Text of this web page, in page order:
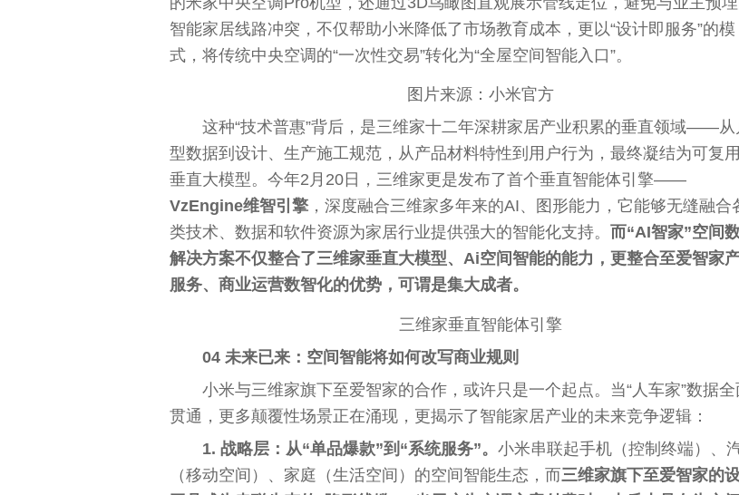
智能家居线路冲突，不仅帮助小米降低了市场教育成本，更以“设计即服务”的模
式，将传统中央空调的“一次性交易”转化为“全屋空间智能入口”。
图片来源：小米官方
这种“技术普惠”背后，是三维家十二年深耕家居产业积累的‌垂直领域‌——从
型数据到设计、生产施工规范，从产品材料特性到用户行为，最终凝结为可复
垂直大模型。今年2月20日，三维家更是发布了首个垂直智能体引擎——
VzEngine维智引擎 ，深度融合三维家多年来的AI、图形能力，它能够无缝融合
类技术、数据和软件资源为家居行业提供强大的智能化支持。 而“AI智家”空间
解决方案不仅整合了三维家垂直大模型、Ai空间智能的能力，更整合至爱智家
服务、商业运营数智化的优势，可谓是集大成者。
三维家垂直智能体引擎
04 未来已来：空间智能将如何改写商业规则
小米与三维家旗下至爱智家的合作，或许只是一个起点。当“人车家”数据全
贯通，更多颠覆性场景正在涌现，更揭示了智能家居产业的未来竞争逻辑：
‌1. 战略层：从“单品爆款”到“系统服务”‌。 小米串联起手机（控制终端）、
（移动空间）、家庭（生活空间）的空间智能生态，而三维家旗下至爱智家的